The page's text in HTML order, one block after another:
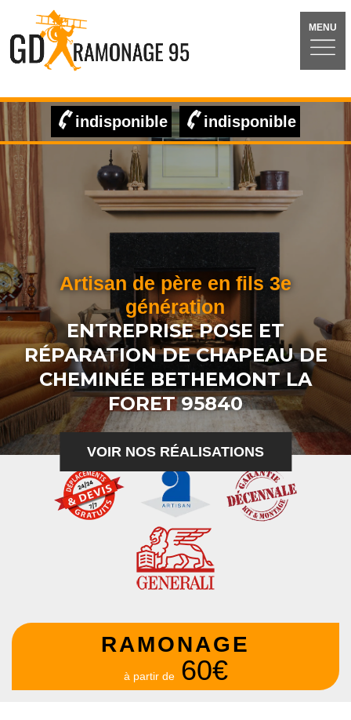
MENU
indisponible indisponible
Artisan de père en fils 3e
génération
ENTREPRISE POSE ET
RÉPARATION DE CHAPEAU DE
CHEMINÉE BETHEMONT LA
FORET 95840
VOIR NOS RÉALISATIONS
RAMONAGE
à partir de 60€